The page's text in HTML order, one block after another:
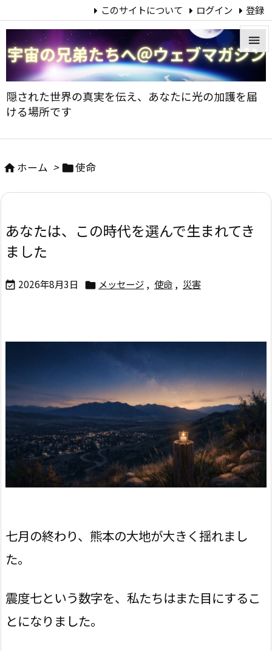
隠された世界の真実を伝え、あなたに光の加護を届
ける場所です


メニ


次へ
検索
このサイトについて ログイン 登録
ホーム > 使命
あなたは、この時代を選んで生まれてき
ました
 2026年8月3日  メッセージ , 使命 , 災害
七月の終わり、熊本の大地が大きく揺れまし
た。
震度七という数字を、私たちはまた目にするこ
とになりました。